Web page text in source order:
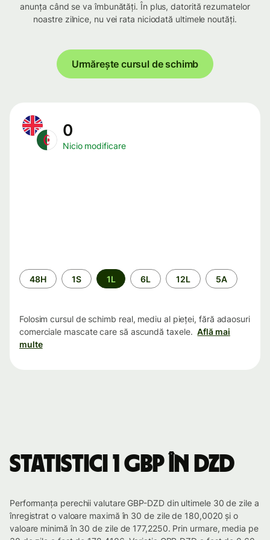
anunța când se va îmbunătăți. În plus, datorită rezumatelor
noastre zilnice, nu vei rata niciodată ultimele noutăți.
Urmărește cursul de schimb
0
Nicio modificare
Perioada
48H 1S 1L 6L 12L 5A
Folosim cursul de schimb real, mediu al pieței, fără adaosuri
comerciale mascate care să ascundă taxele. Află mai
multe
Statistici 1 GBP în DZD
Performanța perechii valutare GBP-DZD din ultimele 30 de zile a
înregistrat o valoare maximă în 30 de zile de 180,0020 și o
valoare minimă în 30 de zile de 177,2250. Prin urmare, media pe